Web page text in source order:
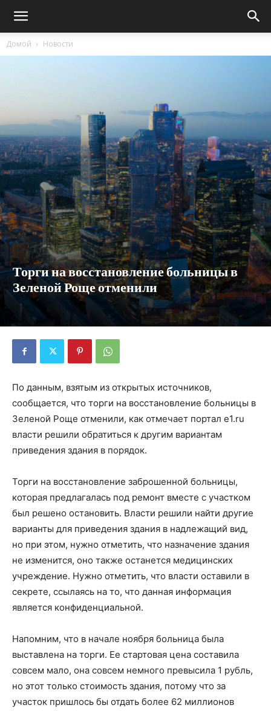
Домой Новости
Торги на восстановление больницы в
Зеленой Роще отменили
По данным, взятым из открытых источников,
сообщается, что торги на восстановление больницы в
Зеленой Роще отменили, как отмечает портал e1.ru
власти решили обратиться к другим вариантам
приведения здания в порядок.
Торги на восстановление заброшенной больницы,
которая предлагалась под ремонт вместе с участком
был решено остановить. Власти решили найти другие
варианты для приведения здания в надлежащий вид,
но при этом, нужно отметить, что назначение здания
не изменится, оно также останется медицинских
учреждение. Нужно отметить, что власти оставили в
секрете, ссылаясь на то, что данная информация
является конфиденциальной.
Напомним, что в начале ноября больница была
выставлена на торги. Ее стартовая цена составила
совсем мало, она совсем немного превысила 1 рубль,
но этот только стоимость здания, потому что за
участок пришлось бы отдать более 62 миллионов